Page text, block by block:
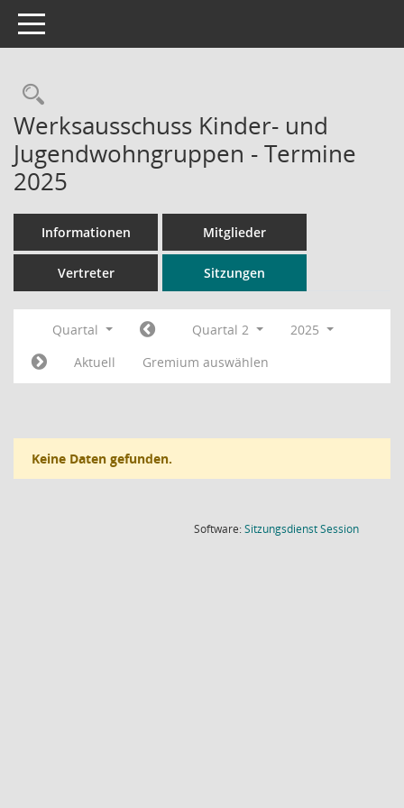
Toggle navigation
Rechercheauswahl
Werksausschuss Kinder- und
Jugendwohngruppen - Termine
2025
Informationen Mitglieder
Vertreter Sitzungen
Quartal Quartal 2
2025
Aktuell
Gremium auswählen
Keine Daten gefunden.
Software:SitzungsdienstSession(Wird in